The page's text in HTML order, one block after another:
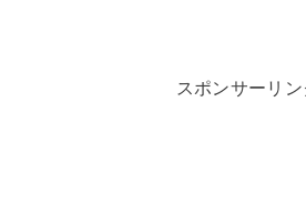
スポンサーリン